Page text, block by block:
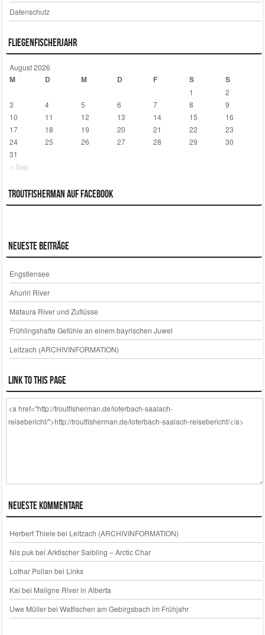
Datenschutz
Fliegenfischerjahr
August 2026
M D M D F S S
« Sep
1
2
3
4 5 6 7 8
9
10
11 12 13 14 15
16
17
18 19 20 21 22
23
24
25 26 27 28 29
30
31
Troutfisherman auf Facebook
Neueste Beiträge
Engstlensee
Ahuriri River
Mataura River und Zuflüsse
Frühlingshafte Gefühle an einem bayrischen Juwel
Leitzach (ARCHIVINFORMATION)
Link to this page
Neueste Kommentare
Herbert Thiele bei Leitzach (ARCHIVINFORMATION)
Nis pukbei Arktischer Saibling – Arctic Char
Lothar Pollan bei Links
Kai bei Maligne River in Alberta
Uwe Müllerbei Watfischen am Gebirgsbach im Frühjahr